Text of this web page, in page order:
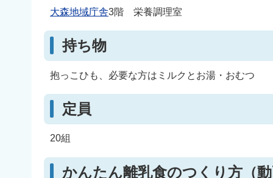
大森地域庁舎3階 栄養調理室
持ち物
抱っこひも、必要な方はミルクとお湯・おむつ
定員
20組
かんたん離乳食のつくり方（動